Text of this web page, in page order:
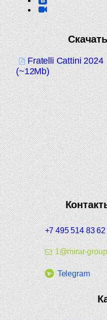
Fratelli Cattini 2024
(~12Mb)
+7 495 514 83 62
1@mirar-
Telegram